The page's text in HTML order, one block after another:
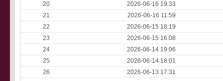
20
2026-06-16 19:33
21
2026-06-16 11:59
22
2026-06-15 18:19
23
2026-06-15 16:08
24
2026-06-14 19:06
25
2026-06-14 18:01
26
2026-06-13 17:31